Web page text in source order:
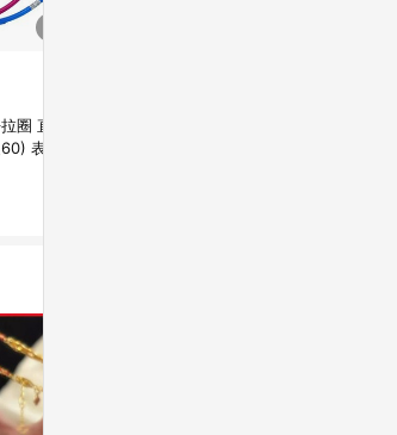
圈 直徑
表演
-群